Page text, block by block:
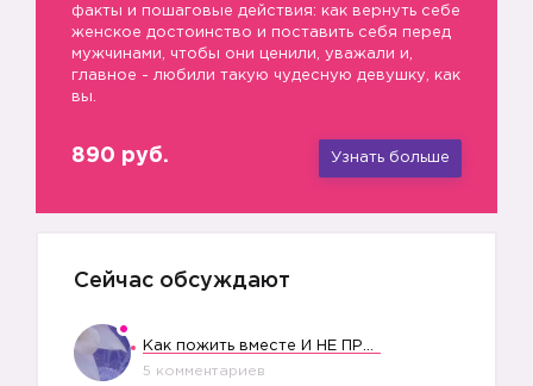
факты и пошаговые действия: как вернуть себе
женское достоинство и поставить себя перед
мужчинами, чтобы они ценили, уважали и,
главное - любили такую чудесную девушку, как
вы.
890 руб. Узнать больше
Сейчас обсуждают
5 комментариев